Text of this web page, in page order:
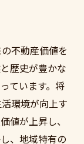
不動産価値を
歴史が豊かな
ています。将
環境が向上す
値が上昇し、
、地域特有の